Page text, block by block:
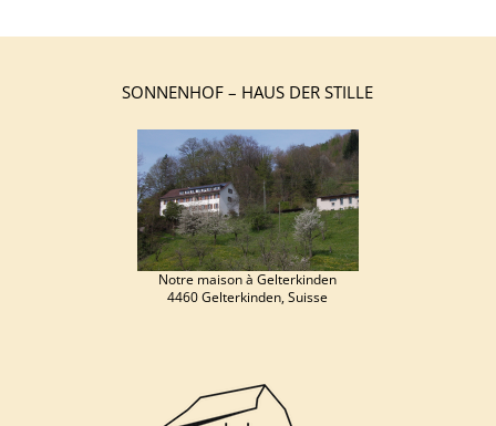
SONNENHOF – HAUS DER STILLE
Notre maison à Gelterkinden
4460 Gelterkinden, Suisse